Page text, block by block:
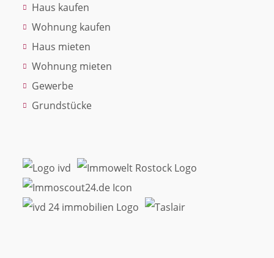
Haus kaufen
Wohnung kaufen
Haus mieten
Wohnung mieten
Gewerbe
Grundstücke